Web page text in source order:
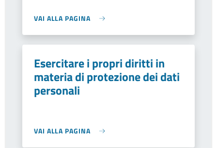
VAI ALLA PAGINA
Esercitare i propri diritti in
materia di protezione dei dati
personali
VAI ALLA PAGINA